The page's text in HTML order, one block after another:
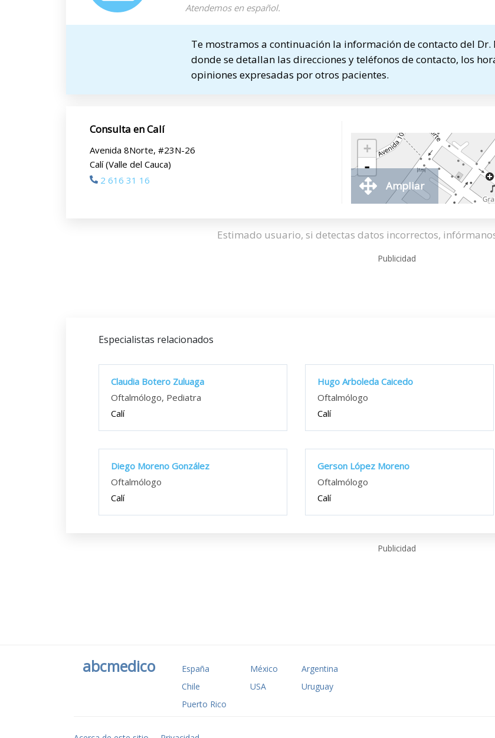
Atendemos en español.
Te mostramos a continuación la información de contacto del
donde se detallan las direcciones y teléfonos de contacto, los
opiniones expresadas por otros pacientes.
Consulta en Calí
Avenida 8Norte, #23N-26
Calí (Valle del Cauca)
2 616 31 16
+
-
Ampliar
Estimado usuario, si detectas datos incorrectos,
Publicidad
Especialistas relacionados
Claudia Botero Zuluaga
Oftalmólogo, Pediatra
Calí
Hugo Arboleda Caicedo
Oftalmólogo
Calí
Diego Moreno González
Oftalmólogo
Calí
Gerson López Moreno
Oftalmólogo
Calí
Publicidad
abcmedico España México
Argentina
Chile
USA
Uruguay
Puerto Rico